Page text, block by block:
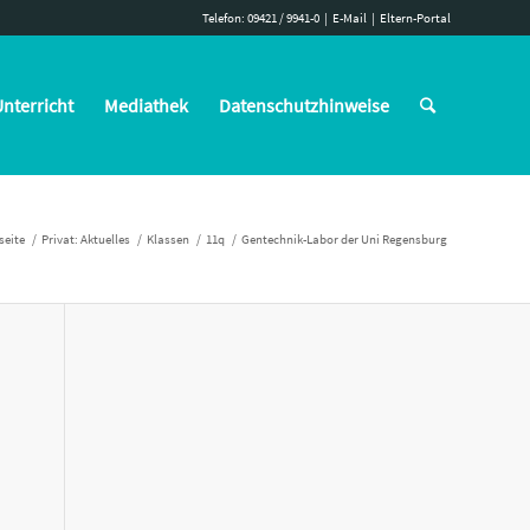
Telefon: 09421 / 9941-0 | E-Mail | Eltern-Portal
Mediathek Datenschutzhinweise
/ Privat: Aktuelles / Klassen / 11q / Gentechnik-Labor der Uni Regensburg